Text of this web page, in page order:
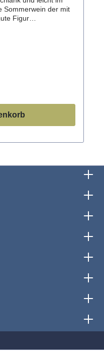
Sommerwein der mit
Figur
Antipasti oder
wird.